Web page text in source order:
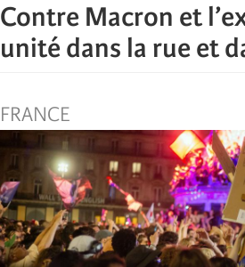
Contre Macron et
unité dans la rue et
FRANCE